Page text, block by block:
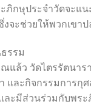
กษุประจำวัดจะแน
จะช่วยให้พวกเข
รรม
ล้ว วัดไตรรัตนา
ละกิจกรรมการกุ
ะมีส่วนร่วมกับพร